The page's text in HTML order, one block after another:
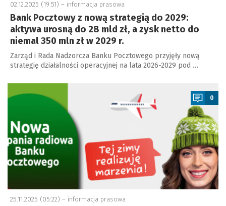
02.12.2025 (19:51) – informacja prasowa
Bank Pocztowy z nową strategią do 2029:
aktywa urosną do 28 mld zł, a zysk netto do
niemal 350 mln zł w 2029 r.
Zarząd i Rada Nadzorcza Banku Pocztowego przyjęły nową
strategię działalności operacyjnej na lata 2026-2029 pod …
a
0
25.11.2025 (05:22) – informacja prasowa